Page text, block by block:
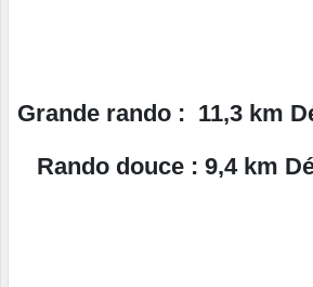
Grande rando : 11,3 km
Rando douce : 9,4 km